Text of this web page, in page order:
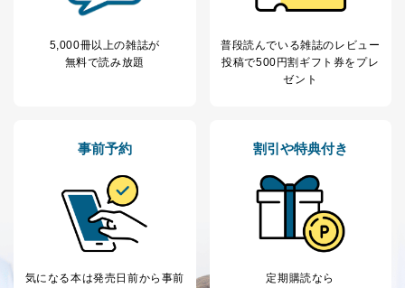
5,000冊以上の雑誌が
無料で読み放題
普段読んでいる雑誌のレビュー
投稿で500円割ギフト券をプレ
ゼント
事前予約
気になる本は発売日前から事前
割引や特典付き
定期購読なら